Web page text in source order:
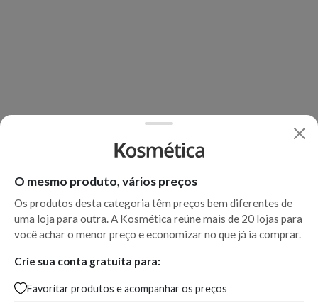
O mesmo produto, vários preços
Os produtos desta categoria têm preços bem diferentes de
uma loja para outra. A Kosmética reúne mais de 20 lojas para
você achar o menor preço e economizar no que já ia comprar.
Crie sua conta gratuita para:
Favoritar produtos e acompanhar os preços